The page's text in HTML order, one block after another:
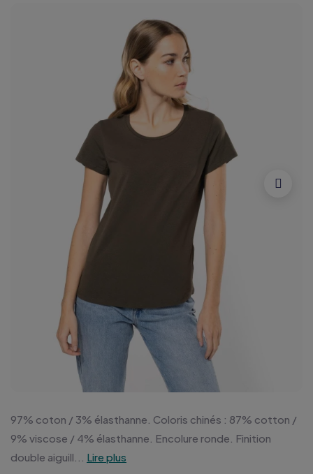
97% coton / 3% élasthanne. Coloris chinés : 87% cotton /
9% viscose / 4% élasthanne. Encolure ronde. Finition
double aiguill...
Lire plus